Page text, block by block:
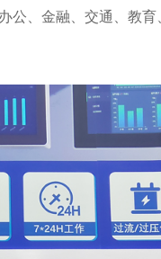
公、金融、交通、教